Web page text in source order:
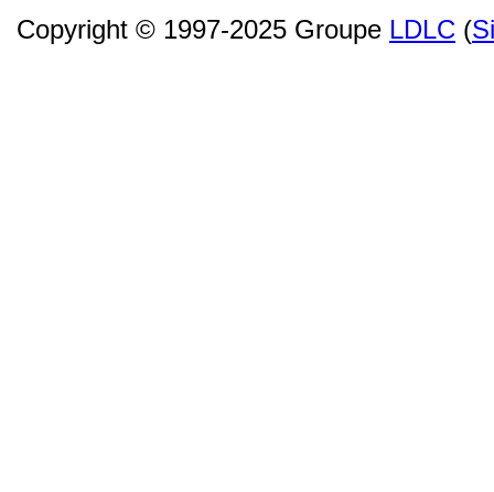
Copyright © 1997-2025 Groupe LDLC (